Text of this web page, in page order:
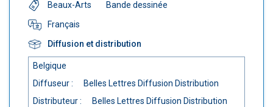
Beaux-Arts
Bande dessinée
Français
Diffusion et distribution
Belgique
Diffuseur :
Belles Lettres Diffusion Distribution
Distributeur :
Belles Lettres Diffusion Distribution